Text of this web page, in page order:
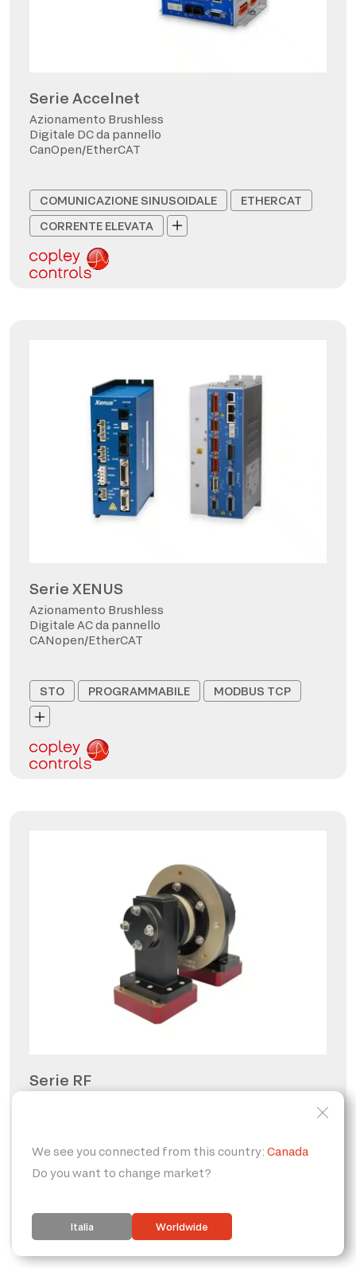
Serie Accelnet
Azionamento Brushless
Digitale DC da pannello
CanOpen/EtherCAT
COMUNICAZIONE SINUSOIDALE
ETHERCAT
CORRENTE ELEVATA
Serie XENUS
Azionamento Brushless
Digitale AC da pannello
CANopen/EtherCAT
STO PROGRAMMABILE MODBUS TCP
Serie RF
PERSONALIZZABILE
IP65